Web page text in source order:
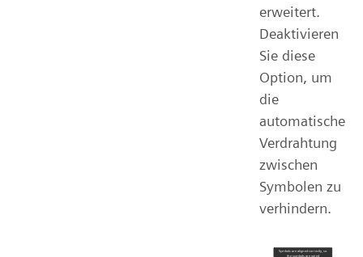
erweitert.
Deaktivieren
Sie diese
Option, um
die
automatische
Verdrahtung
zwischen
Symbolen zu
verhindern.